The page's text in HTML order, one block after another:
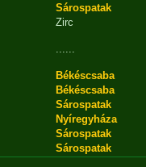
Sárospatak
Zirc
......
Békéscsaba
Békéscsaba
Sárospatak
Nyíregyháza
Sárospatak
Sárospatak